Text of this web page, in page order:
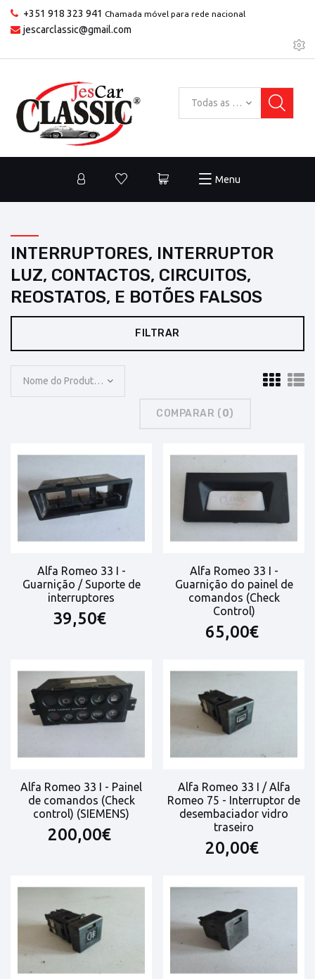
+351 918 323 941 Chamada móvel para rede nacional
jescarclassic@gmail.com
Todas as categorias
Menu
INTERRUPTORES, INTERRUPTOR
LUZ, CONTACTOS, CIRCUITOS,
REOSTATOS, E BOTÕES FALSOS
FILTRAR
Nome do Produto: A a Z
COMPARAR (0)
Alfa Romeo 33 I -
Guarnição / Suporte de
interruptores
39,50€
Alfa Romeo 33 I -
Guarnição do painel de
comandos (Check
Control)
65,00€
Alfa Romeo 33 I - Painel
de comandos (Check
control) (SIEMENS)
200,00€
Alfa Romeo 33 I / Alfa
Romeo 75 - Interruptor de
desembaciador vidro
traseiro
20,00€